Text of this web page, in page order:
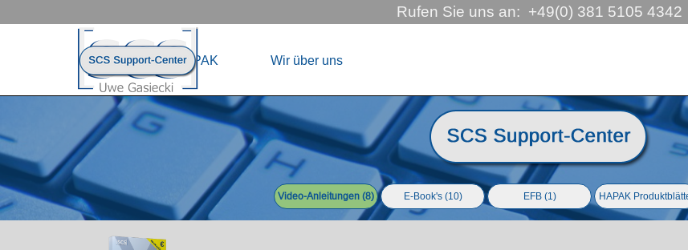
Home
HAPAK Wir über uns
Rufen Sie uns an:  +49(0) 381 5105 4342
Menü überspringen
Video-Anleitungen (8) E-Book's (10) EFB (1) ▼
HAPAK